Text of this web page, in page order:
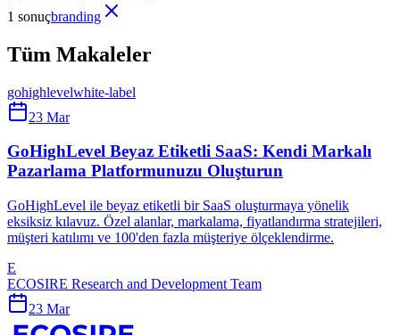
1 sonuçbranding
Tüm Makaleler
gohighlevelwhite-label
23 Mar
GoHighLevel Beyaz Etiketli SaaS: Kendi Markalı
Pazarlama Platformunuzu Oluşturun
GoHighLevel ile beyaz etiketli bir SaaS oluşturmaya yönelik
eksiksiz kılavuz. Özel alanlar, markalama, fiyatlandırma stratejileri,
müşteri katılımı ve 100'den fazla müşteriye ölçeklendirme.
E
ECOSIRE Research and Development Team
23 Mar